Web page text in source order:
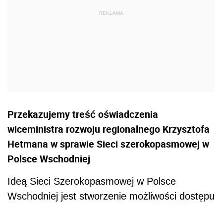
Przekazujemy treść oświadczenia
wiceministra rozwoju regionalnego Krzysztofa
Hetmana w sprawie Sieci szerokopasmowej w
Polsce Wschodniej
Ideą Sieci Szerokopasmowej w Polsce
Wschodniej jest stworzenie możliwości dostępu